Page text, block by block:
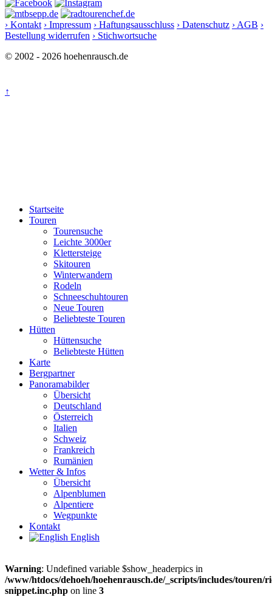
› Kontakt › Impressum › Haftungsausschluss › Datenschutz › AGB ›
Bestellung widerrufen › Stichwortsuche
© 2002 - 2026 hoehenrausch.de
↑
Startseite
Touren
Tourensuche
Leichte 3000er
Klettersteige
Skitouren
Winterwandern
Rodeln
Schneeschuhtouren
Neue Touren
Beliebteste Touren
Hütten
Hüttensuche
Beliebteste Hütten
Karte
Bergpartner
Panoramabilder
Übersicht
Deutschland
Österreich
Italien
Schweiz
Frankreich
Rumänien
Wetter & Infos
Übersicht
Alpenblumen
Alpentiere
Wegpunkte
Kontakt
English
Warning: Undefined variable $show_headerpics in
/www/htdocs/dehoeh/hoehenrausch.de/_scripts/includes/touren/
snippet.inc.php on line 3